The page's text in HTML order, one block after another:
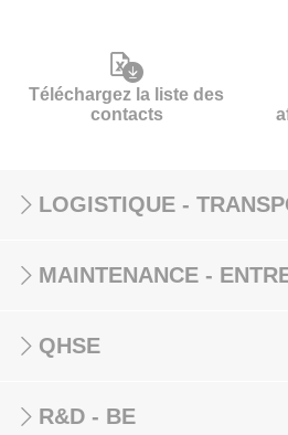
Téléchargez la liste des
contacts
LOGISTIQUE -
MAINTENANCE -
QHSE
R&D - BE